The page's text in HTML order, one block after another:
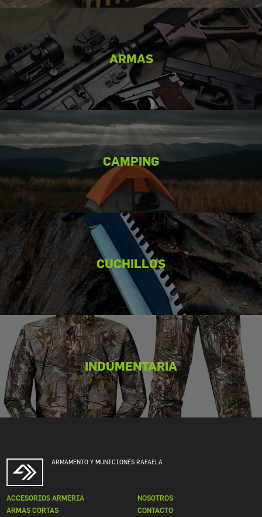
ARMAS
CAMPING
CUCHILLOS
INDUMENTARIA
ARMAMENTO Y MUNICIONES RAFAELA
ACCESORIOS ARMERIA
ARMAS CORTAS
NOSOTROS
CONTACTO